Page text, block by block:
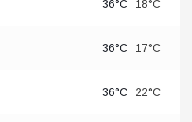
36°C 18°C
36°C 17°C
36°C 22°C